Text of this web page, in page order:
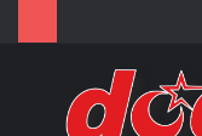
Arama